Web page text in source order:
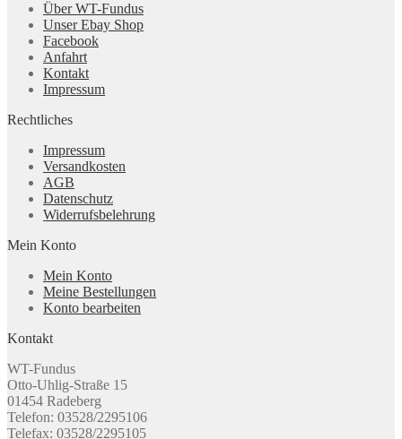
Über WT-Fundus
Unser Ebay Shop
Facebook
Anfahrt
Kontakt
Impressum
Rechtliches
Impressum
Versandkosten
AGB
Datenschutz
Widerrufsbelehrung
Mein Konto
Mein Konto
Meine Bestellungen
Konto bearbeiten
Kontakt
WT-Fundus
Otto-Uhlig-Straße 15
01454 Radeberg
Telefon: 03528/2295106
Telefax: 03528/2295105